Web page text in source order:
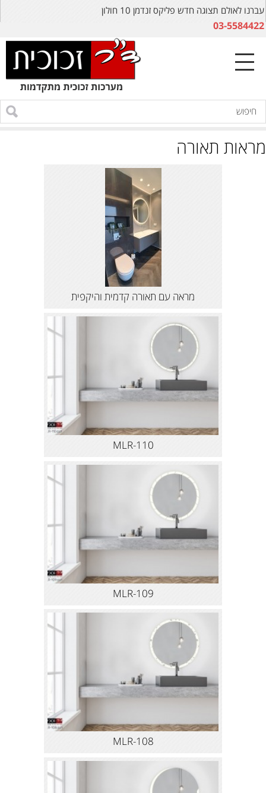
עברנו לאולם תצוגה חדש פליקס זנדמן 10 חולון
03-5584422
מראות תאורה
מראה עם תאורה קדמית והיקפית
MLR-110
MLR-109
MLR-108